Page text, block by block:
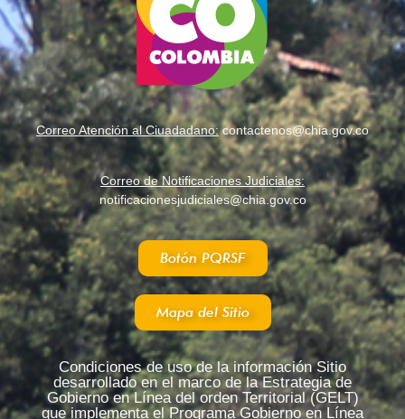
BICICROSISTAS COLOMBIANOS SUEÑAN CON
Falla Eléctrica en Planta Tibitoc Afecta
Chía regulará vehículos de carga pesada
"FISH FESTIVAL", FIESTA GASTRONÓMICA EN
Podio en la San Silvestre de Chía fue para Perú
Chía Disfruto con su Tradicional Carrera de San
Quince Categorías se Corrieron Hoy en la San
Correo Atención al Ciuadadano:contactenos@chia.gov.co
Correo de Notificaciones Judiciales:
notificacionesjudiciales@chia.gov.co
Botón PQRSF
Mapa del Sitio
Condiciones de uso de la información Sitio
desarrollado en el marco de la Estrategia de
Gobierno en Línea del orden Territorial (GELT)
que implementa el Programa Gobierno en Línea